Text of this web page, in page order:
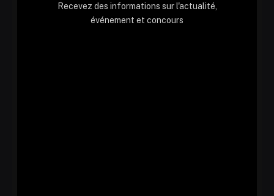
Recevez des informations sur l'actualité,
événement et concours